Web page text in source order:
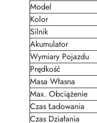
Model
Kolor
Silnik
Akumulator
Wymiary Pojazdu
Prędkość
Masa Własna
Max. Obciążenie
Czas Ładowania
Czas Działania